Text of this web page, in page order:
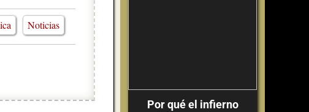
Noticias
Por qué el infierno